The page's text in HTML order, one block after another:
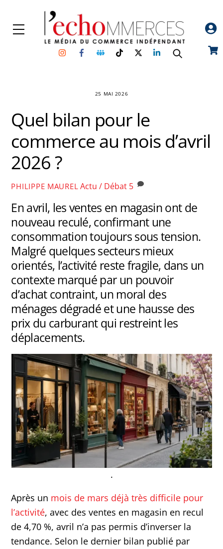
content
Menu
InstagramFacebookGroupe
Facebook
TikTokTwitterLinkedin
25 MAI 2026
Quel bilan pour le
commerce au mois d’avril
2026 ?
PHILIPPE MAUREL Actu / Débat 5
En avril, les ventes en magasin ont de
nouveau reculé, confirmant une
consommation toujours sous tension.
Malgré quelques secteurs mieux
orientés, l’activité reste fragile, dans un
contexte marqué par un pouvoir
d’achat contraint, un moral des
ménages dégradé et une hausse des
prix du carburant qui restreint les
déplacements.
.
Après un mois de mars déjà très difficile pour
l’activité, avec des ventes en magasin en recul
de 4,70 %, avril n’a pas permis d’inverser la
tendance. Selon le dernier bilan publié par